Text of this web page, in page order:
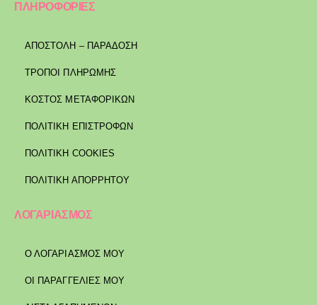
ΠΛΗΡΟΦΟΡΙΕΣ
ΑΠΟΣΤΟΛΉ – ΠΑΡΆΔΟΣΗ
ΤΡΌΠΟΙ ΠΛΗΡΩΜΉΣ
ΚΌΣΤΟΣ ΜΕΤΑΦΟΡΙΚΏΝ
ΠΟΛΙΤΙΚΉ ΕΠΙΣΤΡΟΦΏΝ
ΠΟΛΙΤΙΚΉ COOKIES
ΠΟΛΙΤΙΚΉ ΑΠΟΡΡΉΤΟΥ
ΛΟΓΑΡΙΑΣΜΟΣ
Ο ΛΟΓΑΡΙΑΣΜΟΣ ΜΟΥ
ΟΙ ΠΑΡΑΓΓΕΛΙΕΣ ΜΟΥ